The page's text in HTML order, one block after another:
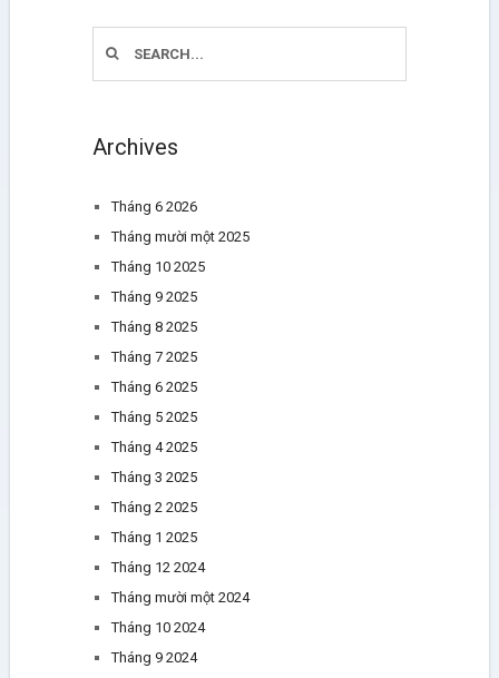
Archives
Tháng 6 2026
Tháng mười một 2025
Tháng 10 2025
Tháng 9 2025
Tháng 8 2025
Tháng 7 2025
Tháng 6 2025
Tháng 5 2025
Tháng 4 2025
Tháng 3 2025
Tháng 2 2025
Tháng 1 2025
Tháng 12 2024
Tháng mười một 2024
Tháng 10 2024
Tháng 9 2024